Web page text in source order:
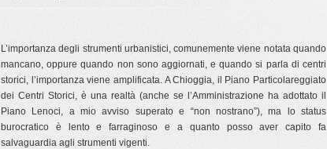
L’importanza degli strumenti urbanistici, comunemente viene notata quando
mancano, oppure quando non sono aggiornati, e quando si parla di centri
storici, l’importanza viene amplificata. A Chioggia, il Piano Particolareggiato
dei Centri Storici, è una realtà (anche se l’Amministrazione ha adottato il
Piano Lenoci, a mio avviso superato e “non nostrano”), ma lo status
burocratico è lento e farraginoso e a quanto posso aver capito fa
salvaguardia agli strumenti vigenti.